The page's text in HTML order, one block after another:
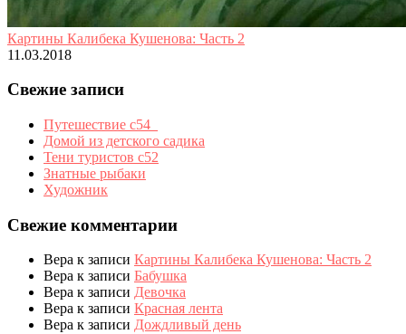
Картины Калибека Кушенова: Часть 2
11.03.2018
Свежие записи
Путешествие с54_
Домой из детского садика
Тени туристов с52
Знатные рыбаки
Художник
Свежие комментарии
Вера к записи Картины Калибека Кушенова: Часть 2
Вера к записи Бабушка
Вера к записи Девочка
Вера к записи Красная лента
Вера к записи Дождливый день